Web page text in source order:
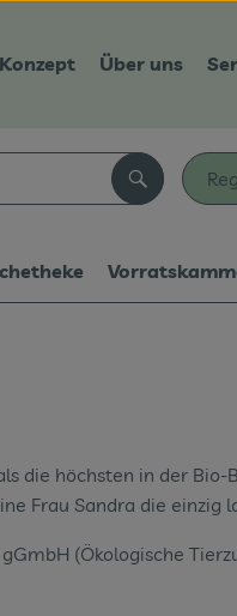
Über uns
Suchen
die höchsten in der
Frau Sandra die
(Ökologische